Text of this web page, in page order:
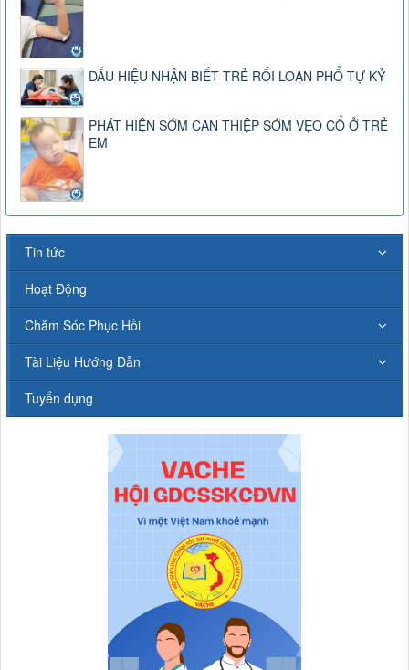
DẤU HIỆU NHẬN BIẾT TRẺ RỐI LOẠN PHỔ TỰ KỶ
PHÁT HIỆN SỚM CAN THIỆP SỚM VẸO CỔ Ở TRẺ
EM
Tin tức
Hoạt Động
Chăm Sóc Phục Hồi
Tài Liệu Hướng Dẫn
Tuyển dụng